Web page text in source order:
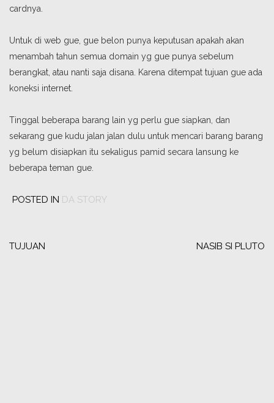
cardnya.
Untuk di web gue, gue belon punya keputusan apakah akan
menambah tahun semua domain yg gue punya sebelum
berangkat, atau nanti saja disana. Karena ditempat tujuan gue ada
koneksi internet.
Tinggal beberapa barang lain yg perlu gue siapkan, dan
sekarang gue kudu jalan jalan dulu untuk mencari barang barang
yg belum disiapkan itu sekaligus pamid secara lansung ke
beberapa teman gue.
POSTED IN DA STORY
navigation
TUJUAN NASIB SI PLUTO